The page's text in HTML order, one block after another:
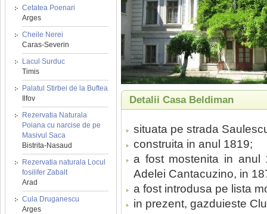
Cetatea Poenari
Arges
Cheile Nerei
Caras-Severin
Lacul Surduc
Timis
Palatul Stirbei de la Buftea
Ilfov
Rezervatia Naturala
Poiana cu narcise de pe
Masivul Saca
Bistrita-Nasaud
Rezervatia naturala Locul
fosilifer Zabalt
Arad
Cula Druganescu
Arges
Detalii Casa Beldiman
situata pe strada
construita in anul 1819;
a fost mostenita in anul
Adelei Cantacuzino, in
a fost introdusa pe lista
in prezent, gazduieste